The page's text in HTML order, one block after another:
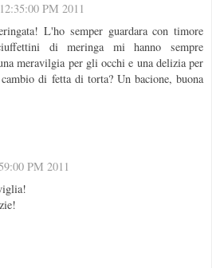
PM 2011
L'ho semper guardara con timore
di meringa mi hanno sempre
meravilgia per gli occhi e una delizia per
di fetta di torta? Un bacione, buona
PM 2011